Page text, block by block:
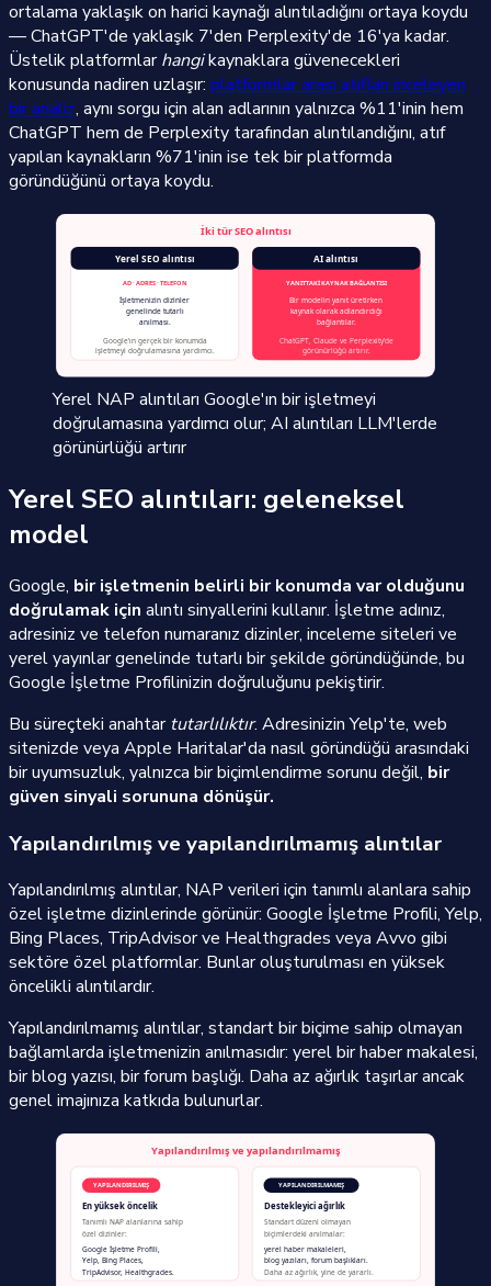
ortalama yaklaşık on harici kaynağı alıntıladığını ortaya koydu
— ChatGPT'de yaklaşık 7'den Perplexity'de 16'ya kadar.
Üstelik platformlarhangikaynaklara güvenecekleri
konusunda nadiren uzlaşır: platformlar arası atıfları inceleyen
bir analiz, aynı sorgu için alan adlarının yalnızca %11'inin hem
ChatGPT hem de Perplexity tarafından alıntılandığını, atıf
yapılan kaynakların %71'inin ise tek bir platformda
göründüğünü ortaya koydu.
Yerel NAP alıntıları Google'ın bir işletmeyi
doğrulamasına yardımcı olur; AI alıntıları LLM'lerde
görünürlüğü artırır
Yerel SEO alıntıları: geleneksel
model
Google, bir işletmenin belirli bir konumda var olduğunu
doğrulamak için alıntı sinyallerini kullanır. İşletme adınız,
adresiniz ve telefon numaranız dizinler, inceleme siteleri ve
yerel yayınlar genelinde tutarlı bir şekilde göründüğünde, bu
Google İşletme Profilinizin doğruluğunu pekiştirir.
Bu süreçteki anahtar tutarlılıktır. Adresinizin Yelp'te, web
sitenizde veya Apple Haritalar'da nasıl göründüğü arasındaki
bir uyumsuzluk, yalnızca bir biçimlendirme sorunu değil, bir
güven sinyali sorununa dönüşür.
Yapılandırılmış ve yapılandırılmamış alıntılar
Yapılandırılmış alıntılar, NAP verileri için tanımlı alanlara sahip
özel işletme dizinlerinde görünür: Google İşletme Profili, Yelp,
Bing Places, TripAdvisor ve Healthgrades veya Avvo gibi
sektöre özel platformlar. Bunlar oluşturulması en yüksek
öncelikli alıntılardır.
Yapılandırılmamış alıntılar, standart bir biçime sahip olmayan
bağlamlarda işletmenizin anılmasıdır: yerel bir haber makalesi,
bir blog yazısı, bir forum başlığı. Daha az ağırlık taşırlar ancak
genel imajınıza katkıda bulunurlar.